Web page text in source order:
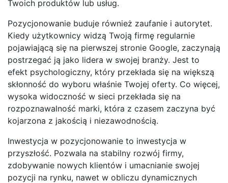
Twoich produktów lub usług.
Pozycjonowanie buduje również zaufanie i autorytet.
Kiedy użytkownicy widzą Twoją firmę regularnie
pojawiającą się na pierwszej stronie Google, zaczynają
postrzegać ją jako lidera w swojej branży. Jest to
efekt psychologiczny, który przekłada się na większą
skłonność do wyboru właśnie Twojej oferty. Co więcej,
wysoka widoczność w sieci przekłada się na
rozpoznawalność marki, która z czasem zaczyna być
kojarzona z jakością i niezawodnością.
Inwestycja w pozycjonowanie to inwestycja w
przyszłość. Pozwala na stabilny rozwój firmy,
zdobywanie nowych klientów i umacnianie swojej
pozycji na rynku, nawet w obliczu dynamicznych